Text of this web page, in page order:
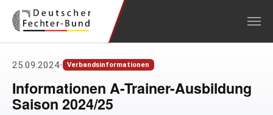
25.09.2024• Verbandsinformationen
Informationen A-Trainer-Ausbildung
Saison 2024/25